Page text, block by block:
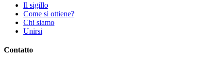
Il sigillo
Come si ottiene?
Chi siamo
Unirsi
Contatto